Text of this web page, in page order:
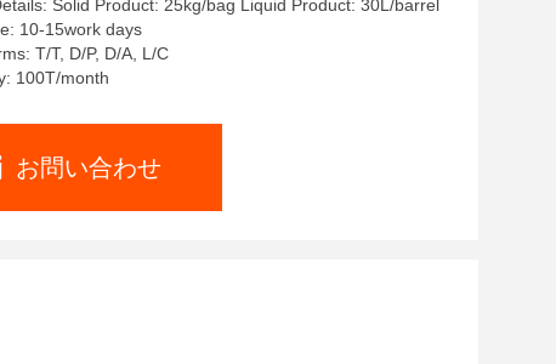
Solid Product: 25kg/bag Liquid Product: 30L/barrel
10-15work days
T/T, D/P, D/A, L/C
100T/month
お問い合わせ